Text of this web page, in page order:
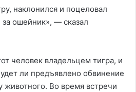
наклонился и поцеловал
за ошейник», — сказал
человек владельцем тигра, и
ли предъявлено обвинение
животного. Во время встречи